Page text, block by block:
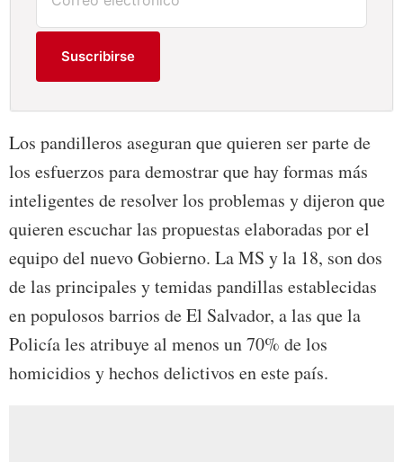
Suscribirse
Los pandilleros aseguran que quieren ser parte de
los esfuerzos para demostrar que hay formas más
inteligentes de resolver los problemas y dijeron que
quieren escuchar las propuestas elaboradas por el
equipo del nuevo Gobierno. La MS y la 18, son dos
de las principales y temidas pandillas establecidas
en populosos barrios de El Salvador, a las que la
Policía les atribuye al menos un 70% de los
homicidios y hechos delictivos en este país.